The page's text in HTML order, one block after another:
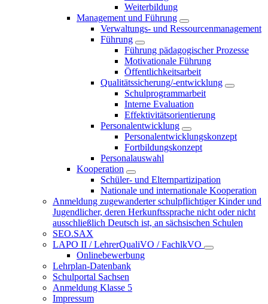
Weiterbildung
Management und Führung
Verwaltungs- und Ressourcenmanagement
Führung
Führung pädagogischer Prozesse
Motivationale Führung
Öffentlichkeitsarbeit
Qualitätssicherung/-entwicklung
Schulprogrammarbeit
Interne Evaluation
Effektivitätsorientierung
Personalentwicklung
Personalentwicklungskonzept
Fortbildungskonzept
Personalauswahl
Kooperation
Schüler- und Elternpartizipation
Nationale und internationale Kooperation
Anmeldung zugewanderter schulpflichtiger Kinder und
Jugendlicher, deren Herkunftssprache nicht oder nicht
ausschließlich Deutsch ist, an sächsischen Schulen
SEO.SAX
LAPO II / LehrerQualiVO / FachlkVO
Onlinebewerbung
Lehrplan-Datenbank
Schulportal Sachsen
Anmeldung Klasse 5
Impressum